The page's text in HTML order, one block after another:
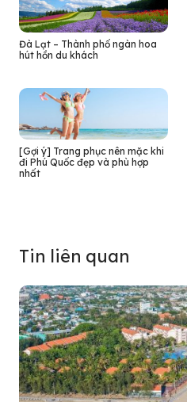
Đà Lạt – Thành phố ngàn hoa
hút hồn du khách
[Gợi ý] Trang phục nên mặc khi
đi Phú Quốc đẹp và phù hợp
nhất
Tin liên quan